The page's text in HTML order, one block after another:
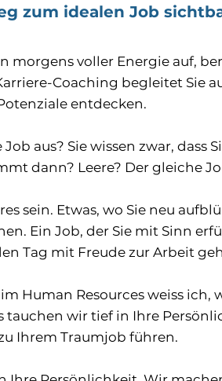
zum idealen Job
morgens voller Energie auf,
Coaching begleitet Sie
entdecken.
aus? Sie wissen zwar, dass
dann? Leere? Der gleiche
sein. Etwas, wo Sie neu
Ein Job, der Sie mit Sinn
Tag mit Freude zur Arbeit
Human Resources weiss
tauchen wir tief in Ihre
Ihrem Traumjob führen.